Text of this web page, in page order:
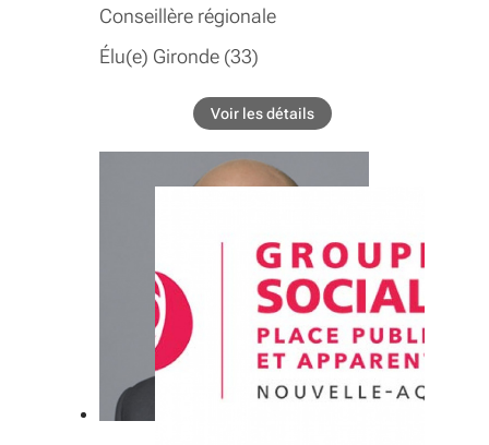
Voir les détails
Conseillère régionale
Élu(e) Gironde (33)
COMMISSIONS
Performance industrielle, économie
attractivité
GROUPE INTER-ASSEMBLÉE
Performance industrielle, économie
numerique, filières, start-up,
attractivité